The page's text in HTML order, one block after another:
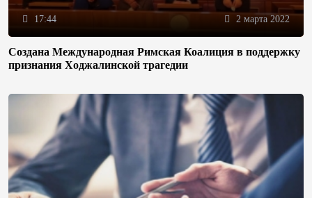
17:44 2 марта 2022
Создана Международная Римская Коалиция в поддержку
признания Ходжалинской трагедии